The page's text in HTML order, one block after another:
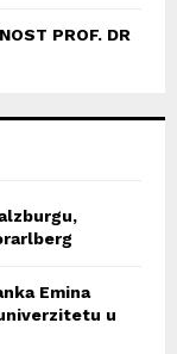
PROF. DR
Emina
u